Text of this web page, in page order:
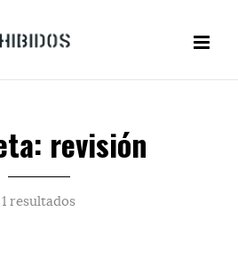
revisión
1 resultados